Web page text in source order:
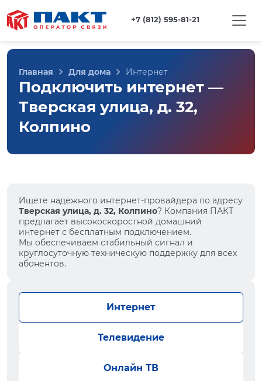
+7 (812) 595-81-21
Главная Для дома Интернет
Подключить интернет —
Тверская улица, д. 32,
Колпино
Ищете надежного интернет-провайдера по адресу
Тверская улица, д. 32, Колпино? Компания ПАКТ
предлагает высокоскоростной домашний
интернет с бесплатным подключением.
Мы обеспечиваем стабильный сигнал и
круглосуточную техническую поддержку для всех
абонентов.
Интернет
Телевидение
Онлайн ТВ